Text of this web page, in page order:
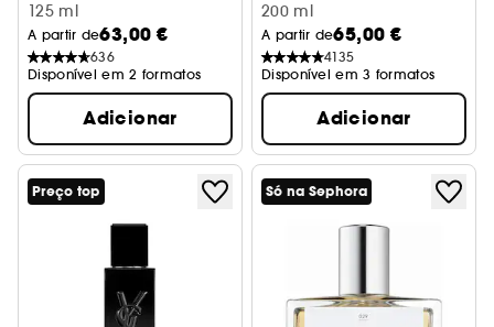
125 ml
A partir de63,00 €
636
Disponível em 2 formatos
Adicionar
200 ml
A partir de65,00 €
4135
Disponível em 3 formatos
Adicionar
Preço top Só na Sephora